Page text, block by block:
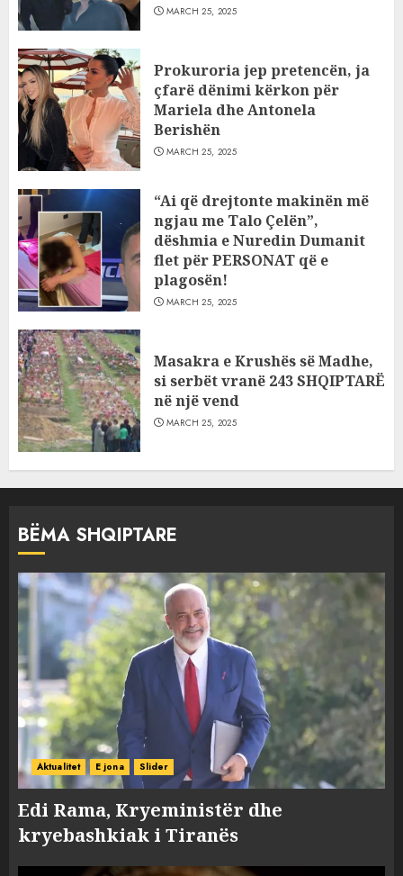
MARCH 25, 2025
Prokuroria jep pretencën, ja
çfarë dënimi kërkon për
Mariela dhe Antonela
Berishën
MARCH 25, 2025
“Ai që drejtonte makinën më
ngjau me Talo Çelën”,
dëshmia e Nuredin Dumanit
flet për PERSONAT që e
plagosën!
MARCH 25, 2025
Masakra e Krushës së Madhe,
si serbët vranë 243 SHQIPTARË
në një vend
MARCH 25, 2025
BËMA SHQIPTARE
Aktualitet E jona Slider
Edi Rama, Kryeministër dhe
kryebashkiak i Tiranës